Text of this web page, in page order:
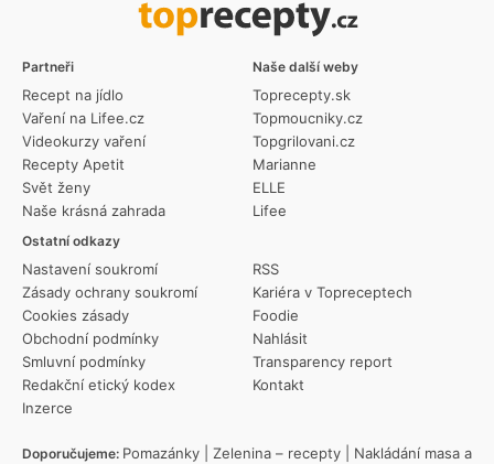
Partneři
Recept na jídlo
Vaření na Lifee.cz
Videokurzy vaření
Recepty Apetit
Svět ženy
Naše krásná zahrada
Ostatní odkazy
Nastavení soukromí
Zásady ochrany soukromí
Cookies zásady
Obchodní podmínky
Smluvní podmínky
Redakční etický kodex
Inzerce
RSS
Kariéra v Topreceptech
Foodie
Nahlásit
Transparency report
Kontakt
Naše další weby
Toprecepty.sk
Topmoucniky.cz
Topgrilovani.cz
Marianne
ELLE
Lifee
Doporučujeme: Pomazánky Zelenina – recepty
Nakládání masa a